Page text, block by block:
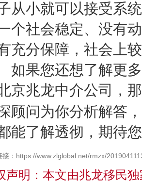
从小就可以接受系
个社会稳定、没有
充分保障，社会上
果您还想了解更多
京兆龙中介公司，
顾问为你分析解答
能了解透彻，期待
接：https://www.zlglobal.net/rmzx/
声明：本文由兆龙移民